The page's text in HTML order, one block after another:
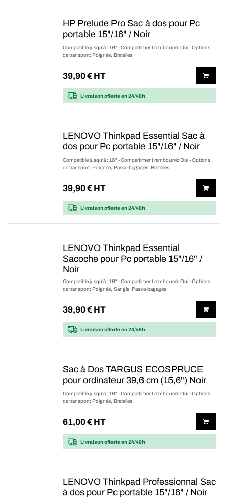
HP Prelude Pro Sac à dos pour Pc
portable 15"/16" / Noir
Compatible jusqu'à : 16" - Compartiment rembourré: Oui - Options
de transport: Poignée, Bretelles
39,90€ HT
Livraison offerteen 24/48h
LENOVO Thinkpad Essential Sac à
dos pour Pc portable 15"/16" / Noir
Compatible jusqu'à : 16" - Compartiment rembourré: Oui - Options
de transport: Poignée, Passe-bagages, Bretelles
39,90€ HT
Livraison offerteen 24/48h
LENOVO Thinkpad Essential
Sacoche pour Pc portable 15"/16" /
Noir
Compatible jusqu'à : 16" - Compartiment rembourré: Oui - Options
de transport: Poignée, Sangle, Passe-bagages
39,90€ HT
Livraison offerteen 24/48h
Sac à Dos TARGUS ECOSPRUCE
pour ordinateur 39,6 cm (15,6") Noir
Compatible jusqu'à : 16" - Compartiment rembourré: Oui - Options
de transport: Poignée, Bretelles
61,00€ HT
Livraison offerteen 24/48h
LENOVO Thinkpad Professionnal Sac
à dos pour Pc portable 15"/16" / Noir